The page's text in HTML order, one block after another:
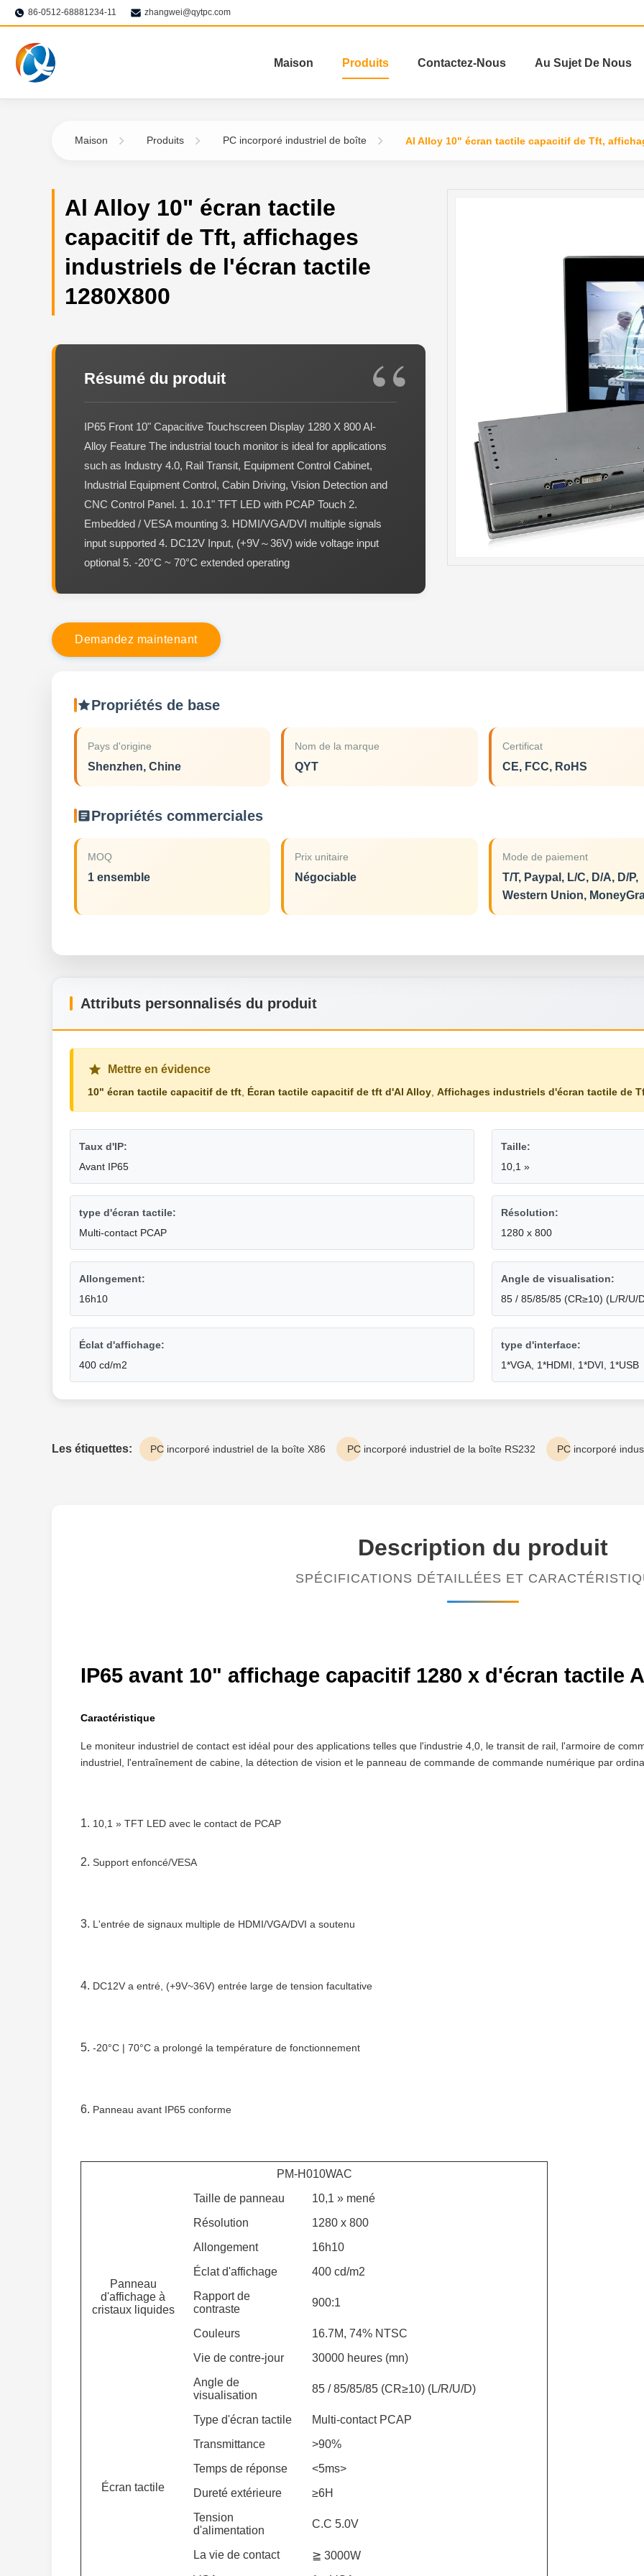
86-0512-68881234-11 zhangwei@qytpc.com
Maison Produits Contactez-Nous Au Sujet De Nous
Maison Produits PC incorporé industriel de boîte Al Alloy 10" écran tactile capacitif de Tft,
Al Alloy 10" écran tactile
capacitif de Tft, affichages
industriels de l'écran tactile
1280X800
Résumé du produit
IP65 Front 10" Capacitive Touchscreen Display 1280 X 800 Al-
Alloy Feature The industrial touch monitor is ideal for applications
such as Industry 4.0, Rail Transit, Equipment Control Cabinet,
Industrial Equipment Control, Cabin Driving, Vision Detection and
CNC Control Panel. 1. 10.1" TFT LED with PCAP Touch 2.
Embedded / VESA mounting 3. HDMI/VGA/DVI multiple signals
input supported 4. DC12V Input, (+9V～36V) wide voltage input
optional 5. -20°C ~ 70°C extended operating
Demandez maintenant
Propriétés de base
Pays d'origine
Shenzhen, Chine
Nom de la marque
QYT
Certificat
CE, FCC, RoHS
Propriétés commerciales
MOQ
1 ensemble
Prix unitaire
Négociable
Mode de paiement
T/T, Paypal, L/C, D/A, D/P,
Western Union,
Attributs personnalisés du produit
Mettre en évidence
10" écran tactile capacitif de tft, Écran tactile capacitif de tft d'Al Alloy, Affichages industriels d'écran tactile de
Taux d'IP:
Avant IP65
Taille:
10,1 »
type d'écran tactile:
Multi-contact PCAP
Résolution:
1280 x 800
Allongement:
16h10
Angle de visualisation:
85 / 85/85/85 (CR≥10) (L/R/U/
Éclat d'affichage:
400 cd/m2
type d'interface:
1*VGA, 1*HDMI, 1*DVI, 1*USB
Les étiquettes: PC incorporé industriel de la boîte X86 PC incorporé industriel de la boîte RS232 PC incorporé
Description du produit
SPÉCIFICATIONS DÉTAILLÉES ET
IP65 avant 10" affichage capacitif 1280 x d'écran tactile
Caractéristique
Le moniteur industriel de contact est idéal pour des applications telles que l'industrie 4,0, le transit de rail, l'armoire de
industriel, l'entraînement de cabine, la détection de vision et le panneau de commande de commande numérique par
1. 10,1 » TFT LED avec le contact de PCAP
2. Support enfoncé/VESA
3. L'entrée de signaux multiple de HDMI/VGA/DVI a soutenu
4. DC12V a entré, (+9V~36V) entrée large de tension facultative
5. -20°C | 70°C a prolongé la température de fonctionnement
6. Panneau avant IP65 conforme
PM-H010WAC
Panneau
d'affichage à
cristaux liquides
Taille de panneau
10,1 » mené
Résolution
1280 x 800
Allongement
16h10
Éclat d'affichage
400 cd/m2
Rapport de
contraste
900:1
Couleurs
16.7M, 74% NTSC
Vie de contre-jour
30000 heures (mn)
Angle de
visualisation
85 / 85/85/85 (CR≥10) (L/R/U/D)
Écran tactile
Type d'écran tactile
Multi-contact PCAP
Transmittance
>90%
Temps de réponse
<5ms>
Dureté extérieure
≥6H
Tension
d'alimentation
C.C 5.0V
La vie de contact
≧ 3000W